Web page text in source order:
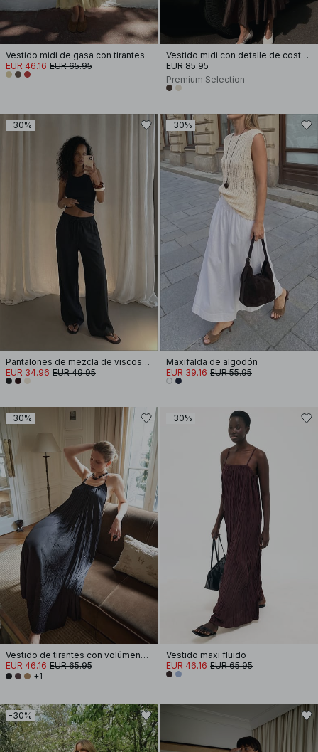
Vestido midi de gasa con tirantes
EUR 46.16 EUR 65.95
Vestido midi con detalle de costura y tirantes
EUR 85.95
Premium Selection
-30%
Pantalones de mezcla de viscosa anchos y de talle medio
EUR 34.96 EUR 49.95
-30%
Maxifalda de algodón
EUR 39.16 EUR 55.95
-30%
Vestido de tirantes con volúmenes fruncidos
EUR 46.16 EUR 65.95
+1
-30%
Vestido maxi fluido
EUR 46.16 EUR 65.95
-30%